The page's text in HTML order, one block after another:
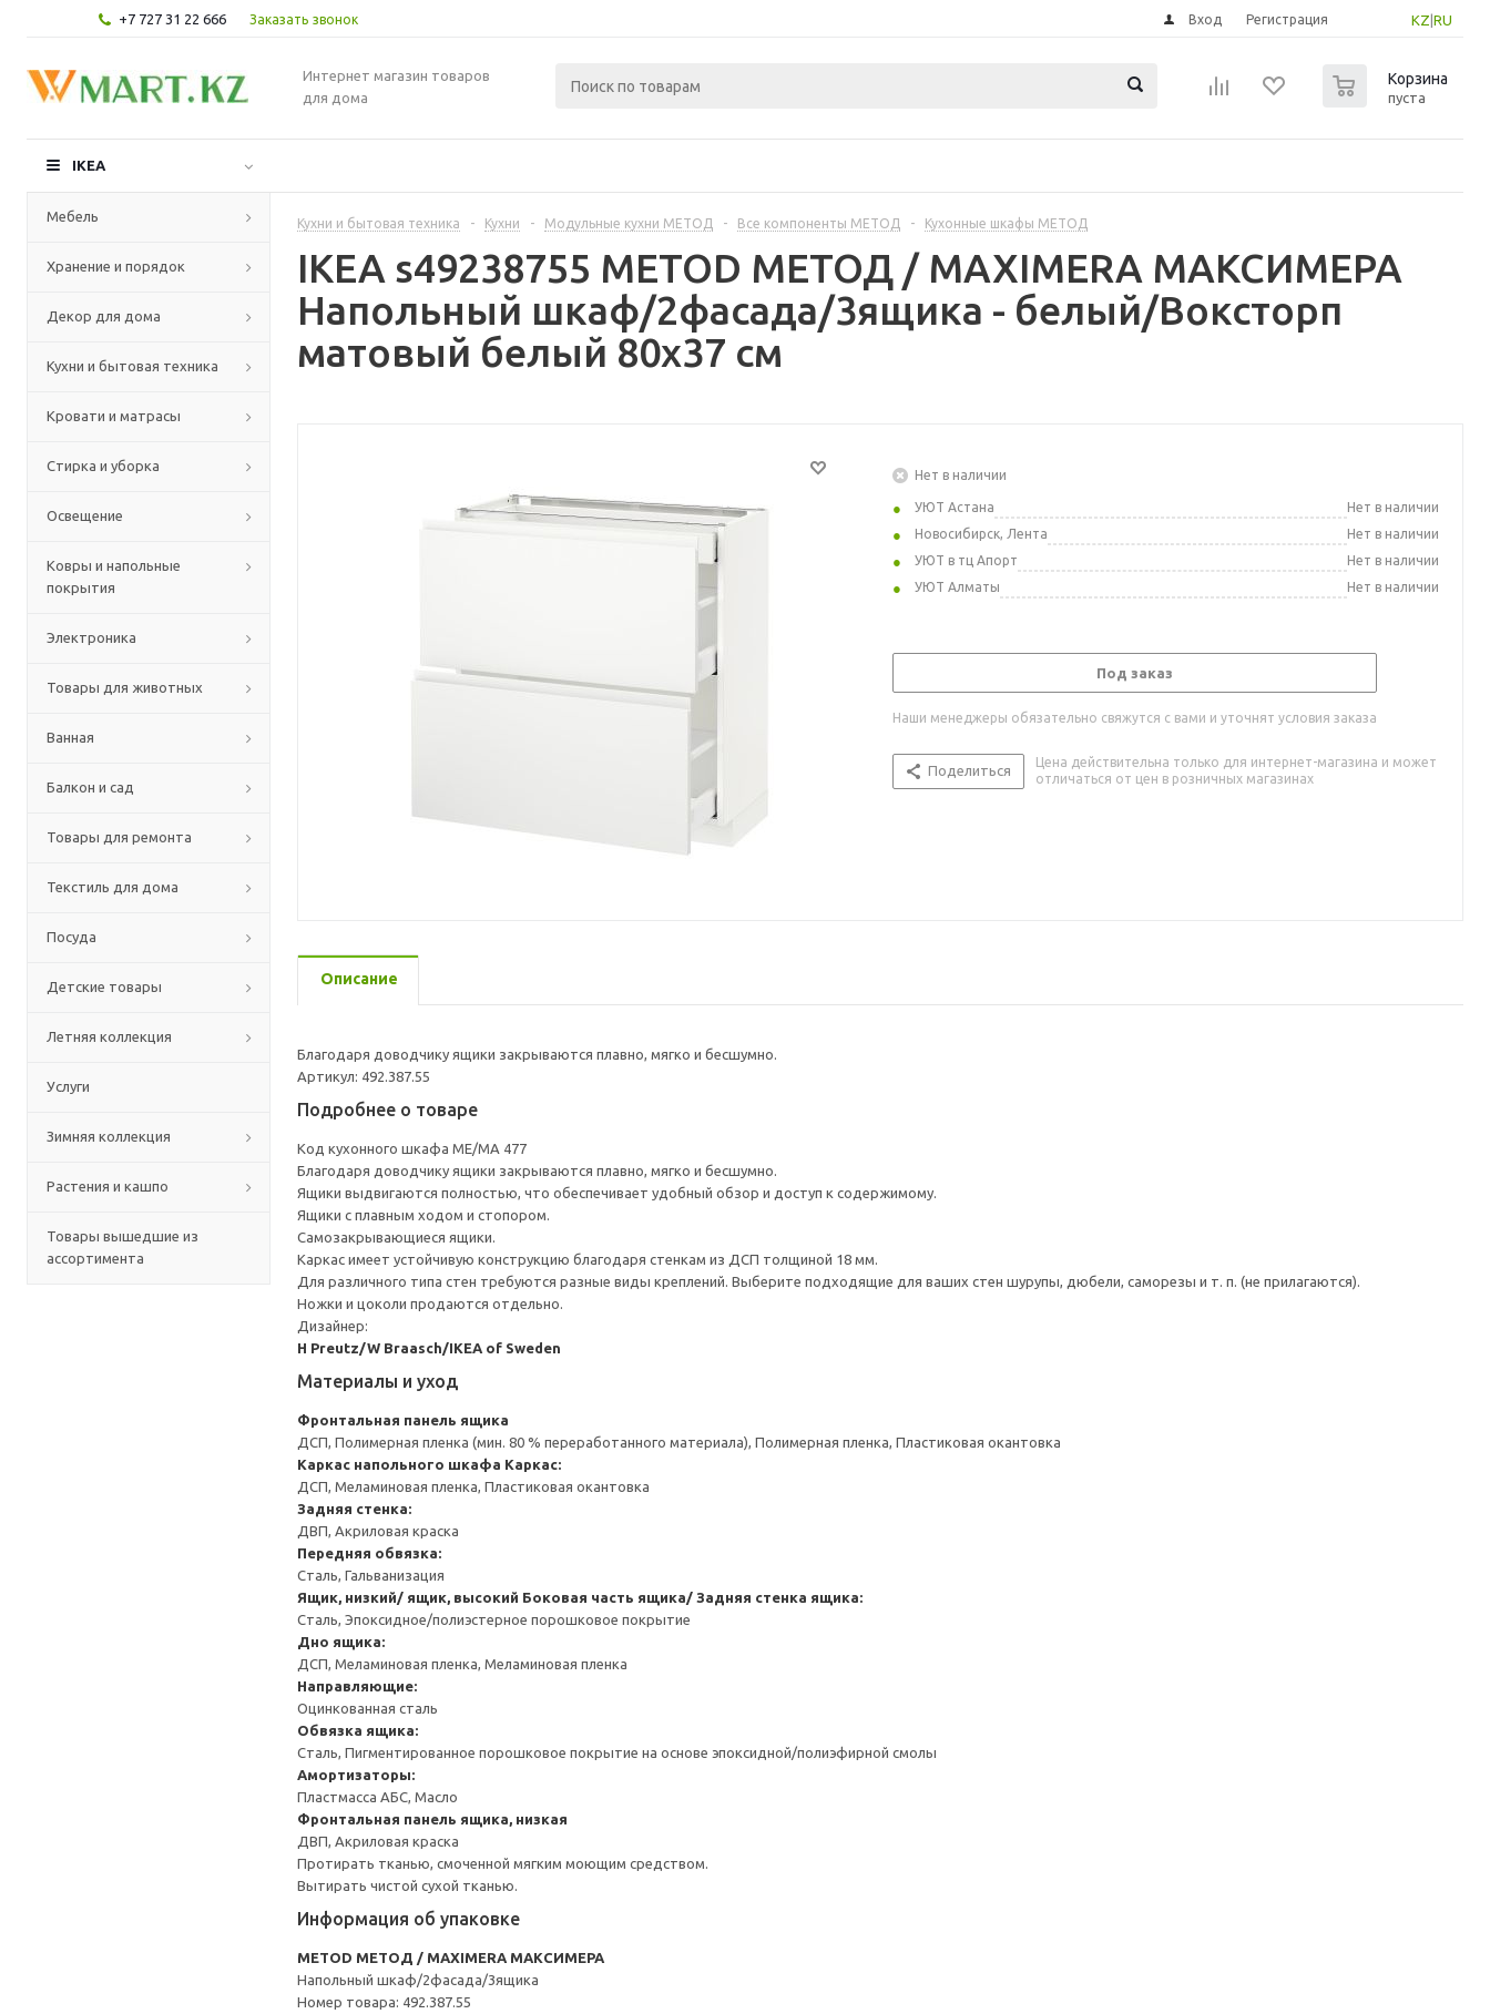
+7 727 31 22 666 Заказать звонок KZ RU
Вход Регистрация
Интернет магазин товаров
для дома
Корзина
пуста
IKEA
Мебель
Хранение и порядок
Декор для дома
Кухни и бытовая техника
Кровати и матрасы
Стирка и уборка
Освещение
Ковры и напольные
покрытия
Электроника
Товары для животных
Ванная
Балкон и сад
Товары для ремонта
Текстиль для дома
Посуда
Детские товары
Летняя коллекция
Услуги
Зимняя коллекция
Растения и кашпо
Товары вышедшие из
ассортимента
Кухни и бытовая техника - Кухни - Модульные кухни МЕТОД - Все компоненты МЕТОД - Кухонные шкафы МЕТОД
IKEA s49238755 METOD МЕТОД / MAXIMERA МАКСИМЕРА
Напольный шкаф/2фасада/3ящика - белый/Воксторп
матовый белый 80x37 см
Нет в наличии
УЮТ Астана
Нет в наличии
Новосибирск, Лента
Нет в наличии
УЮТ в тц Апорт
Нет в наличии
УЮТ Алматы
Нет в наличии
Под заказ
Наши менеджеры обязательно свяжутся с вами и уточнят условия заказа
Поделиться
Цена действительна только для интернет-магазина и может
отличаться от цен в розничных магазинах
Описание
Благодаря доводчику ящики закрываются плавно, мягко и бесшумно.
Артикул: 492.387.55
Подробнее о товаре
Код кухонного шкафа ME/MA 477
Благодаря доводчику ящики закрываются плавно, мягко и бесшумно.
Ящики выдвигаются полностью, что обеспечивает удобный обзор и доступ к содержимому.
Ящики с плавным ходом и стопором.
Самозакрывающиеся ящики.
Каркас имеет устойчивую конструкцию благодаря стенкам из ДСП толщиной 18 мм.
Для различного типа стен требуются разные виды креплений. Выберите подходящие для ваших стен шурупы, дюбели, саморезы и т. п. (не прилагаются).
Ножки и цоколи продаются отдельно.
Дизайнер:
H Preutz/W Braasch/IKEA of Sweden
Материалы и уход
Фронтальная панель ящика
ДСП, Полимерная пленка (мин. 80 % переработанного материала), Полимерная пленка, Пластиковая окантовка
Каркас напольного шкафа Каркас:
ДСП, Меламиновая пленка, Пластиковая окантовка
Задняя стенка:
ДВП, Акриловая краска
Передняя обвязка:
Сталь, Гальванизация
Ящик, низкий/ ящик, высокий Боковая часть ящика/ Задняя стенка ящика:
Сталь, Эпоксидное/полиэстерное порошковое покрытие
Дно ящика:
ДСП, Меламиновая пленка, Меламиновая пленка
Направляющие:
Оцинкованная сталь
Обвязка ящика:
Сталь, Пигментированное порошковое покрытие на основе эпоксидной/полиэфирной смолы
Амортизаторы:
Пластмасса АБС, Масло
Фронтальная панель ящика, низкая
ДВП, Акриловая краска
Протирать тканью, смоченной мягким моющим средством.
Вытирать чистой сухой тканью.
Информация об упаковке
METOD МЕТОД / MAXIMERA МАКСИМЕРА
Напольный шкаф/2фасада/3ящика
Номер товара: 492.387.55